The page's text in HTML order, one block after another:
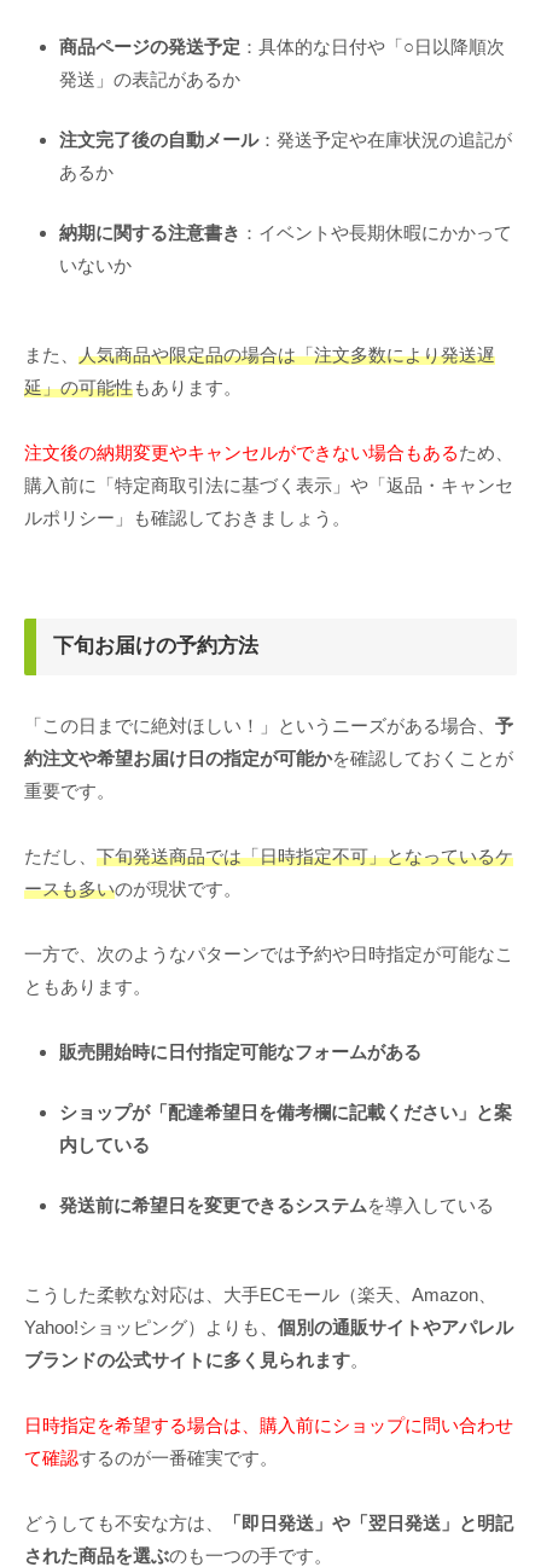
商品ページの発送予定 ：具体的な日付や「○日以降順次
発送」の表記があるか
注文完了後の自動メール：発送予定や在庫状況の追記が
あるか
納期に関する注意書き ：イベントや長期休暇にかかって
いないか
また、 人気商品や限定品の場合は「注文多数により発送遅
延」の可能性もあります。
注文後の納期変更やキャンセルができない場合もあるため、
購入前に「特定商取引法に基づく表示」や「返品・キャンセ
ルポリシー」も確認しておきましょう。
下旬お届けの予約方法
「この日までに絶対ほしい！」というニーズがある場合、 予
約注文や希望お届け日の指定が可能かを確認しておくことが
重要です。
ただし、 下旬発送商品では「日時指定不可」となっているケ
ースも多いのが現状です。
一方で、次のようなパターンでは予約や日時指定が可能なこ
ともあります。
販売開始時に日付指定可能なフォームがある
ショップが「配達希望日を備考欄に記載ください」と案
内している
発送前に希望日を変更できるシステムを導入している
こうした柔軟な対応は、大手ECモール（楽天、Amazon、
Yahoo!ショッピング）よりも、 個別の通販サイトやアパレル
ブランドの公式サイトに多く見られます。
日時指定を希望する場合は、購入前にショップに問い合わせ
て確認するのが一番確実です。
どうしても不安な方は、
「即日発送」や「翌日発送」と明記
された商品を選ぶのも一つの手です。